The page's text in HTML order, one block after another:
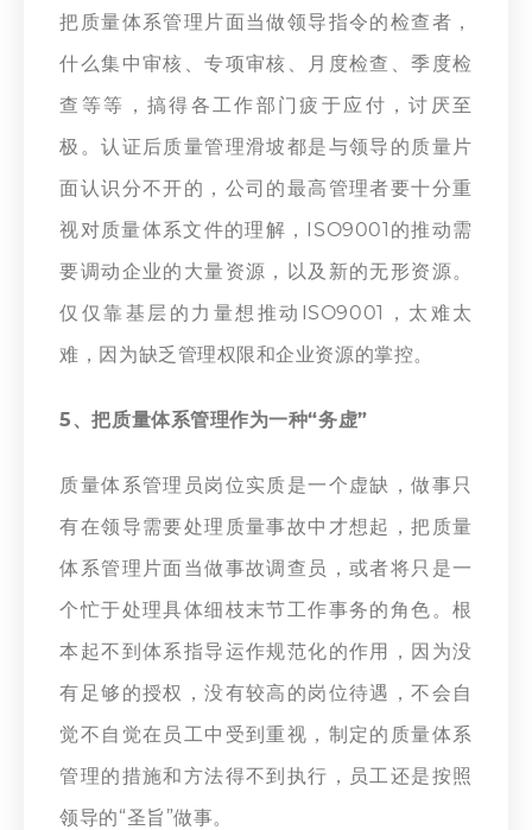
把质量体系管理片面当做领导指令的检查者，
什么集中审核、专项审核、月度检查、季度检
查等等，搞得各工作部门疲于应付，讨厌至
极。认证后质量管理滑坡都是与领导的质量片
面认识分不开的，公司的最高管理者要十分重
视对质量体系文件的理解，ISO9001的推动需
要调动企业的大量资源，以及新的无形资源。
仅仅靠基层的力量想推动ISO9001，太难太
难，因为缺乏管理权限和企业资源的掌控。
5、把质量体系管理作为一种“务虚”
质量体系管理员岗位实质是一个虚缺，做事只
有在领导需要处理质量事故中才想起，把质量
体系管理片面当做事故调查员，或者将只是一
个忙于处理具体细枝末节工作事务的角色。根
本起不到体系指导运作规范化的作用，因为没
有足够的授权，没有较高的岗位待遇，不会自
觉不自觉在员工中受到重视，制定的质量体系
管理的措施和方法得不到执行，员工还是按照
领导的“圣旨”做事。